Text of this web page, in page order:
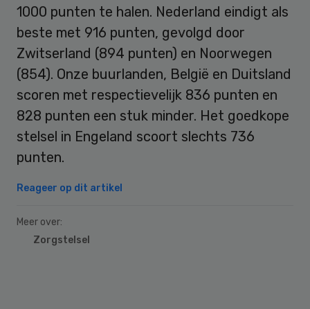
1000 punten te halen. Nederland eindigt als
beste met 916 punten, gevolgd door
Zwitserland (894 punten) en Noorwegen
(854). Onze buurlanden, België en Duitsland
scoren met respectievelijk 836 punten en
828 punten een stuk minder. Het goedkope
stelsel in Engeland scoort slechts 736
punten.
Reageer op dit artikel
Meer over:
Zorgstelsel